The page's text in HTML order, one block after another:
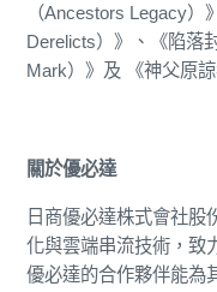
（Ancestors Legacy
Derelicts）》、《陷落
Mark）》及 《神父原
關於優必達
日商優必達株式會社股
化與雲端串流技術，致
優必達的合作夥伴能為